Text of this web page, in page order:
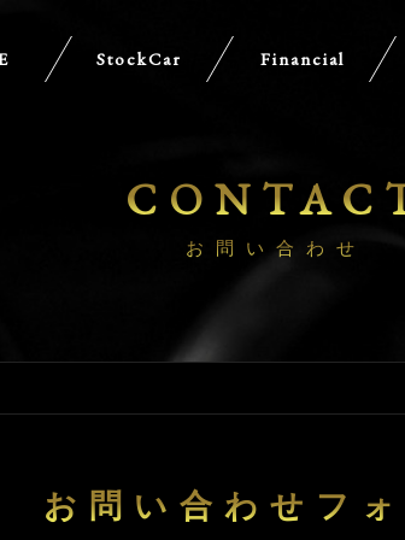
StockCar Financial
お問い合わせ
お問い合わせフ